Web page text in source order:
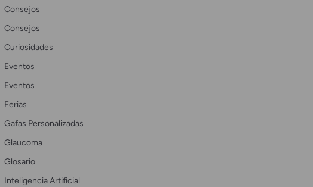
Consejos
Consejos
Curiosidades
Eventos
Eventos
Ferias
Gafas Personalizadas
Glaucoma
Glosario
Inteligencia Artificial